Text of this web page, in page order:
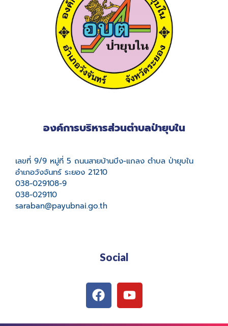
องค์การบริหารส่วนตำบลป่ายุบใน
เลขที่ 9/9 หมู่ที่ 5 ถนนสายบ้านบึง-แกลง ตำบล ป่ายุบใน
อำเภอวังจันทร์ ระยอง 21210
038-029108-9
038-029110
saraban@payubnai.go.th
Social